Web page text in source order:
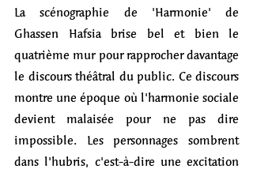
La scénographie de 'Harmonie' de
Ghassen Hafsia brise bel et bien le
quatrième mur pour rapprocher davantage
le discours théâtral du public. Ce discours
montre une époque où l'harmonie sociale
devient malaisée pour ne pas dire
impossible. Les personnages sombrent
dans l'hubris, c'est-à-dire une excitation